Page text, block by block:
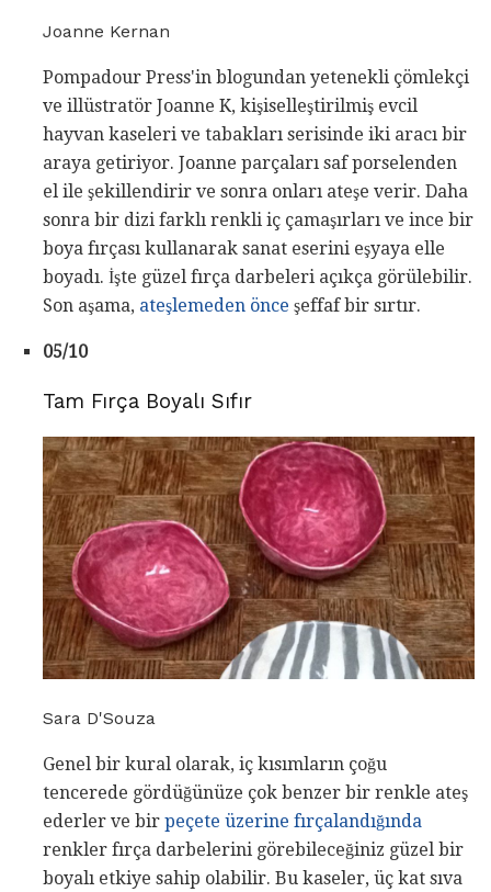
Joanne Kernan
Pompadour Press'in blogundan yetenekli çömlekçi
ve illüstratör Joanne K, kişiselleştirilmiş evcil
hayvan kaseleri ve tabakları serisinde iki aracı bir
araya getiriyor. Joanne parçaları saf porselenden
el ile şekillendirir ve sonra onları ateşe verir. Daha
sonra bir dizi farklı renkli iç çamaşırları ve ince bir
boya fırçası kullanarak sanat eserini eşyaya elle
boyadı. İşte güzel fırça darbeleri açıkça görülebilir.
Son aşama, ateşlemeden önce şeffaf bir sırtır.
05/10
Tam Fırça Boyalı Sıfır
Sara D'Souza
Genel bir kural olarak, iç kısımların çoğu
tencerede gördüğünüze çok benzer bir renkle ateş
ederler ve bir peçete üzerine fırçalandığında
renkler fırça darbelerini görebileceğiniz güzel bir
boyalı etkiye sahip olabilir. Bu kaseler, üç kat sıva